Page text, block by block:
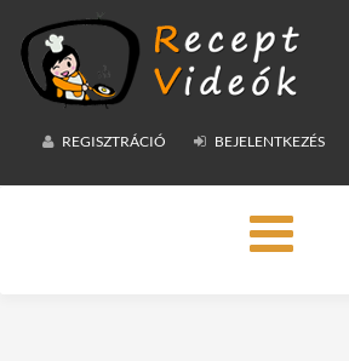
REGISZTRÁCIÓ BEJELENTKEZÉS
Toggle
navigation